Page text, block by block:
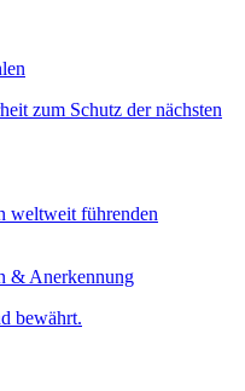
zum Schutz der nächsten
weltweit führenden
& Anerkennung
bewährt.